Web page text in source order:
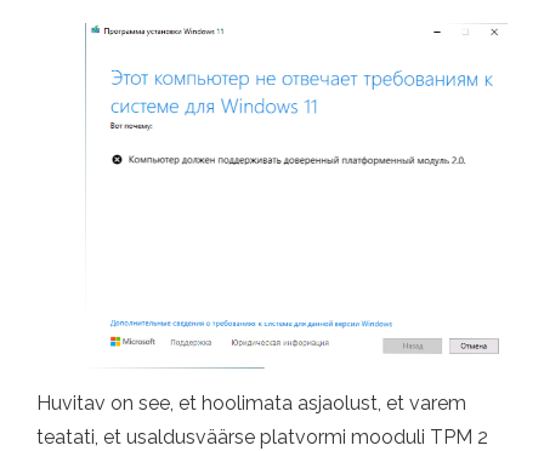
Huvitav on see, et hoolimata asjaolust, et varem
teatati, et usaldusväärse platvormi mooduli TPM 2